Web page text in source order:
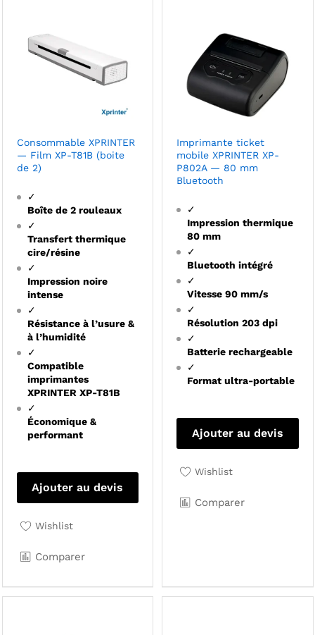
Consommable XPRINTER
— Film XP-T81B (boite
de 2)
✓
Boîte de 2 rouleaux
✓
Transfert thermique
cire/résine
✓
Impression noire
intense
✓
Résistance à l’usure &
à l’humidité
✓
Compatible
imprimantes
XPRINTER XP-T81B
✓
Économique &
performant
Ajouter au devis
Wishlist
Comparer
Imprimante ticket
mobile XPRINTER XP-
P802A — 80 mm
Bluetooth
✓
Impression thermique
80 mm
✓
Bluetooth intégré
✓
Vitesse 90 mm/s
✓
Résolution 203 dpi
✓
Batterie rechargeable
✓
Format ultra-portable
Ajouter au devis
Wishlist
Comparer